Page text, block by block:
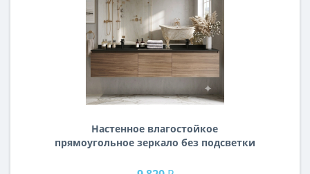
Настенное влагостойкое
прямоугольное зеркало без подсветки